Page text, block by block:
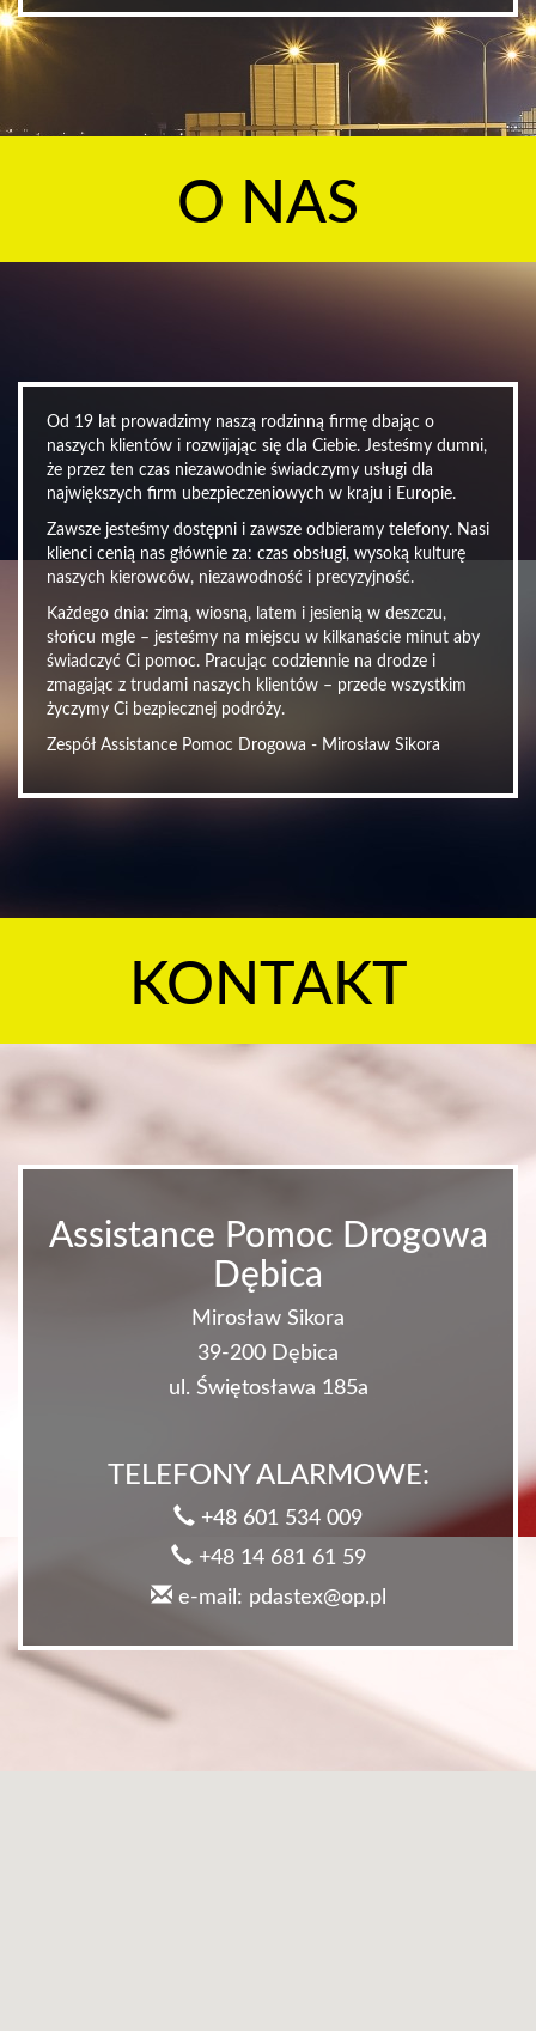
O NAS
Od 19 lat prowadzimy naszą rodzinną firmę dbając o
naszych klientów i rozwijając się dla Ciebie. Jesteśmy dumni,
że przez ten czas niezawodnie świadczymy usługi dla
największych firm ubezpieczeniowych w kraju i Europie.
Zawsze jesteśmy dostępni i zawsze odbieramy telefony. Nasi
klienci cenią nas głównie za: czas obsługi, wysoką kulturę
naszych kierowców, niezawodność i precyzyjność.
Każdego dnia: zimą, wiosną, latem i jesienią w deszczu,
słońcu mgle – jesteśmy na miejscu w kilkanaście minut aby
świadczyć Ci pomoc. Pracując codziennie na drodze i
zmagając z trudami naszych klientów – przede wszystkim
życzymy Ci bezpiecznej podróży.
Zespół Assistance Pomoc Drogowa - Mirosław Sikora
KONTAKT
Assistance Pomoc Drogowa
Dębica
Mirosław Sikora
39-200 Dębica
ul. Świętosława 185a
TELEFONY ALARMOWE:
+48 601 534 009
+48 14 681 61 59
e-mail: pdastex@op.pl